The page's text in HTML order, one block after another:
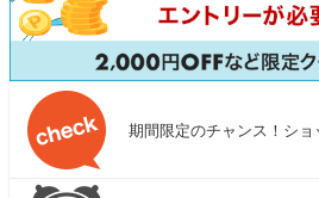
期間限定のチャンス！シ